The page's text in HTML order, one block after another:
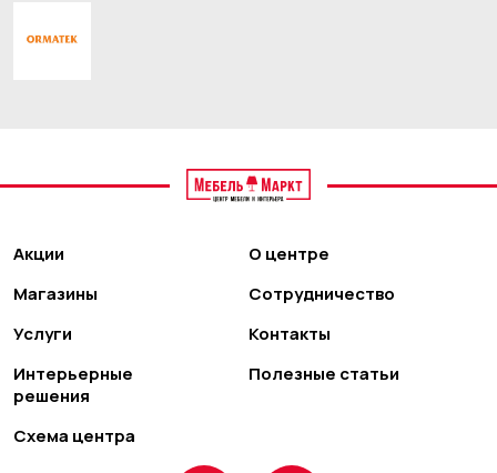
Акции
Магазины
Услуги
Интерьерные
решения
Схема центра
О центре
Сотрудничество
Контакты
Полезные статьи